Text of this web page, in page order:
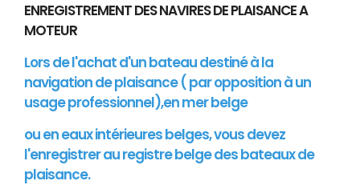
ENREGISTREMENT DES NAVIRES DE PLAISANCE A
MOTEUR
Lors de l'achat d'un bateau destiné à la
navigation de plaisance ( par opposition à un
usage professionnel),en mer belge
ou en eaux intérieures belges, vous devez
l'enregistrer au registre belge des bateaux de
plaisance.